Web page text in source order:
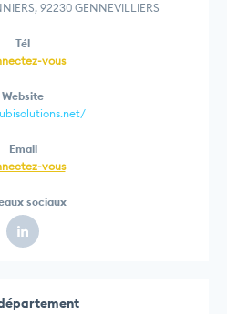
92230 GENNEVILLIERS
Tél
vous
Website
Email
vous
sociaux